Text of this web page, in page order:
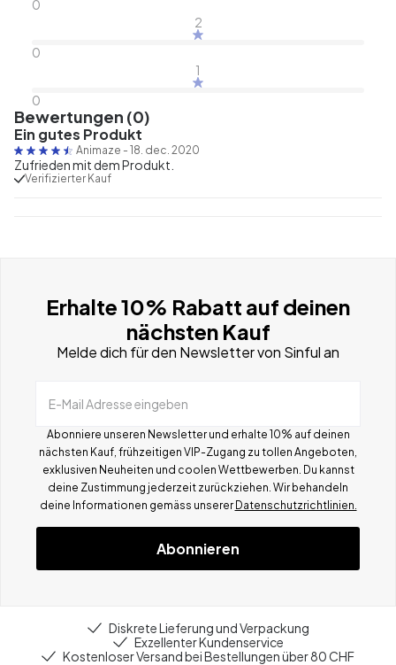
0
2
0
1
0
Bewertungen (0)
Ein gutes Produkt
Animaze - 18. dec. 2020
Zufrieden mit dem Produkt.
Verifizierter Kauf
Erhalte 10% Rabatt auf deinen
nächsten Kauf
Melde dich für den Newsletter von Sinful an
E-Mail Adresse eingeben
Abonniere unseren Newsletter und erhalte 10% auf deinen
nächsten Kauf, frühzeitigen VIP-Zugang zu tollen Angeboten,
exklusiven Neuheiten und coolen Wettbewerben. Du kannst
deine Zustimmung jederzeit zurückziehen. Wir behandeln
deine Informationen gemäss unserer Datenschutzrichtlinien.
Abonnieren
Diskrete Lieferung und Verpackung
Exzellenter Kundenservice
Kostenloser Versand bei Bestellungen über 80 CHF